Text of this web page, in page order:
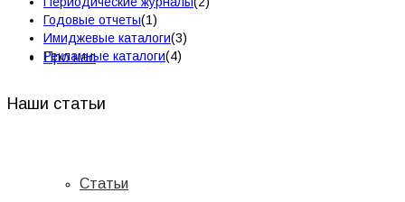
Про нас
Статьи
Годовые отчеты(1)
Имиджевые каталоги(3)
Рекламные каталоги(4)
Наши статьи